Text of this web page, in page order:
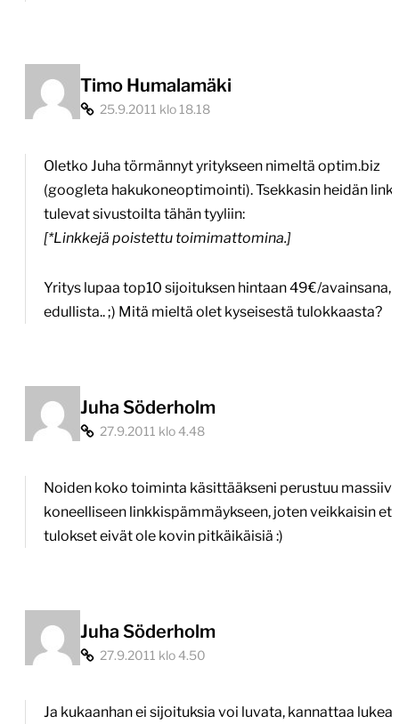
Timo Humalamäki
25.9.2011 klo 18.18
Oletko Juha törmännyt yritykseen nimeltä optim.biz
(googleta hakukoneoptimointi). Tsekkasin heidän
tulevat sivustoilta tähän tyyliin:
[*Linkkejä poistettu toimimattomina.]
Yritys lupaa top10 sijoituksen hintaan 49€/avainsana,
edullista.. ;) Mitä mieltä olet kyseisestä tulokkaasta?
Juha Söderholm
27.9.2011 klo 4.48
Noiden koko toiminta käsittääkseni perustuu
koneelliseen linkkispämmäykseen, joten veikkaisin
tulokset eivät ole kovin pitkäikäisiä :)
Juha Söderholm
27.9.2011 klo 4.50
Ja kukaanhan ei sijoituksia voi luvata, kannattaa lukea